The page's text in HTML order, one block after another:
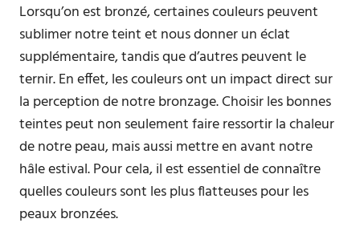
Lorsqu’on est bronzé, certaines couleurs peuvent
sublimer notre teint et nous donner un éclat
supplémentaire, tandis que d’autres peuvent le
ternir. En effet, les couleurs ont un impact direct sur
la perception de notre bronzage. Choisir les bonnes
teintes peut non seulement faire ressortir la chaleur
de notre peau, mais aussi mettre en avant notre
hâle estival. Pour cela, il est essentiel de connaître
quelles couleurs sont les plus flatteuses pour les
peaux bronzées.